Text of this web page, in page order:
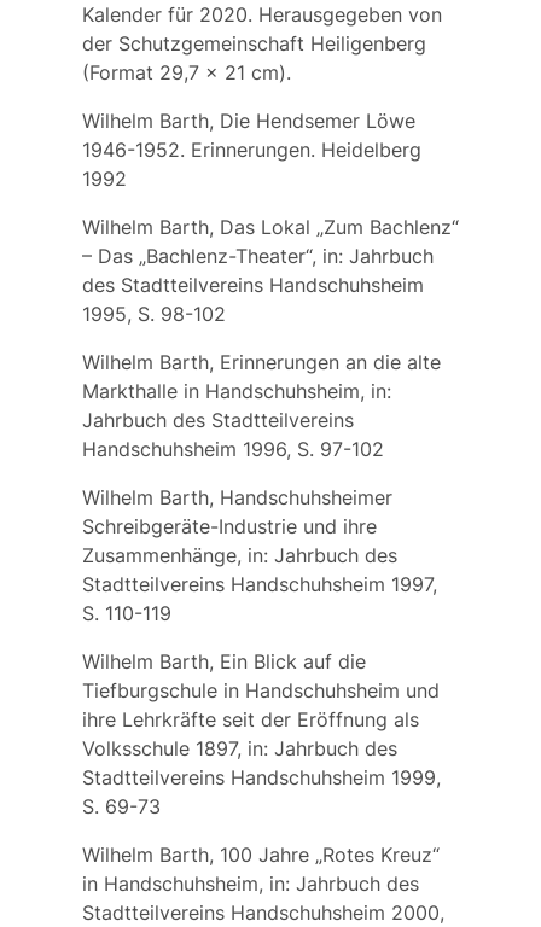
Kalender für 2020. Herausgegeben von
der Schutzgemeinschaft Heiligenberg
(Format 29,7 x 21 cm).
Wilhelm Barth, Die Hendsemer Löwe
1946-1952. Erinnerungen. Heidelberg
1992
Wilhelm Barth, Das Lokal „Zum Bachlenz“
– Das „Bachlenz-Theater“, in: Jahrbuch
des Stadtteilvereins Handschuhsheim
1995, S. 98-102
Wilhelm Barth, Erinnerungen an die alte
Markthalle in Handschuhsheim, in:
Jahrbuch des Stadtteilvereins
Handschuhsheim 1996, S. 97-102
Wilhelm Barth, Handschuhsheimer
Schreibgeräte-Industrie und ihre
Zusammenhänge, in: Jahrbuch des
Stadtteilvereins Handschuhsheim 1997,
S. 110-119
Wilhelm Barth, Ein Blick auf die
Tiefburgschule in Handschuhsheim und
ihre Lehrkräfte seit der Eröffnung als
Volksschule 1897, in: Jahrbuch des
Stadtteilvereins Handschuhsheim 1999,
S. 69-73
Wilhelm Barth, 100 Jahre „Rotes Kreuz“
in Handschuhsheim, in: Jahrbuch des
Stadtteilvereins Handschuhsheim 2000,